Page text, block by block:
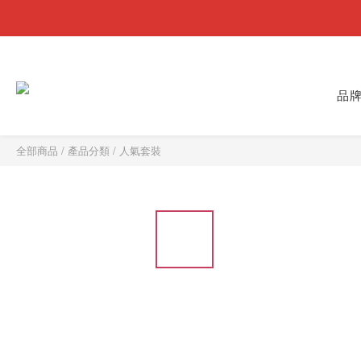
品
全部商品 / 產品分類 / 人氣套裝